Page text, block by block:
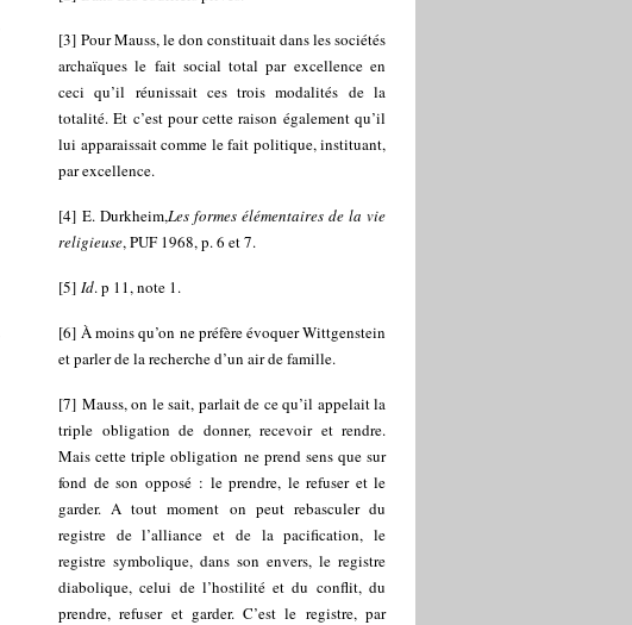
[3] Pour Mauss, le don constituait dans les sociétés
archaïques le fait social total par excellence en
ceci qu’il réunissait ces trois modalités de la
totalité. Et c’est pour cette raison également qu’il
lui apparaissait comme le fait politique, instituant,
par excellence.
[4] E. Durkheim,Les formes élémentaires de la vie
religieuse, PUF 1968, p. 6 et 7.
[5] Id. p 11, note 1.
[6]À moins qu’on ne préfère évoquer Wittgenstein
et parler de la recherche d’un air de famille.
[7] Mauss, on le sait, parlait de ce qu’il appelait la
triple obligation de donner, recevoir et rendre.
Mais cette triple obligation ne prend sens que sur
fond de son opposé : le prendre, le refuser et le
garder. A tout moment on peut rebasculer du
registre de l’alliance et de la pacification, le
registre symbolique, dans son envers, le registre
diabolique, celui de l’hostilité et du conflit, du
prendre, refuser et garder. C’est le registre, par